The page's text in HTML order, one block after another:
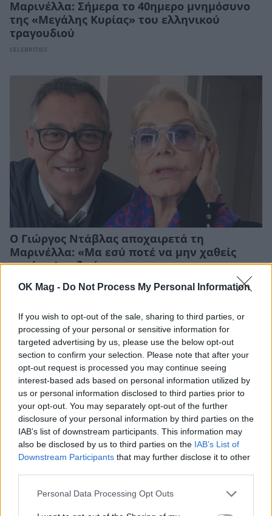
OK Mag - Do Not Process My Personal Information
If you wish to opt-out of the sale, sharing to third parties, or
processing of your personal or sensitive information for
targeted advertising by us, please use the below opt-out
section to confirm your selection. Please note that after your
opt-out request is processed you may continue seeing
interest-based ads based on personal information utilized by
us or personal information disclosed to third parties prior to
your opt-out. You may separately opt-out of the further
disclosure of your personal information by third parties on the
IAB’s list of downstream participants. This information may
also be disclosed by us to third parties on the IAB’s List of
Downstream Participants that may further disclose it to other
Personal Data Processing Opt Outs
Μαρινέλλα: Σήμερα το 40ημερο μνημόσυνο
της «Μεγάλης Κυρίας» του ελληνικού
τραγουδιού
CELEBRITIES
Ο Γιώργος Ντάβλας αποχαιρετά τη
Μαρινέλλα: «Μα εσύ ποτέ να μην χαθείς
ποτέ απ’ τη ζωή μου»
CELEBRITIES
ΔΕΙΤΕ ΑΚΟΜΑ
ΜΑΡΙΝΕΛΛΑ ΜΑΡΙΝΕΛΛΑ ΣΠΙΤΙ
ΠΕΡΙΣΣΟΤΕΡΑ ΣΤΟ